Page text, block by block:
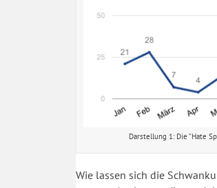
Darstellung 1: Die “Hate
Wie lassen sich die